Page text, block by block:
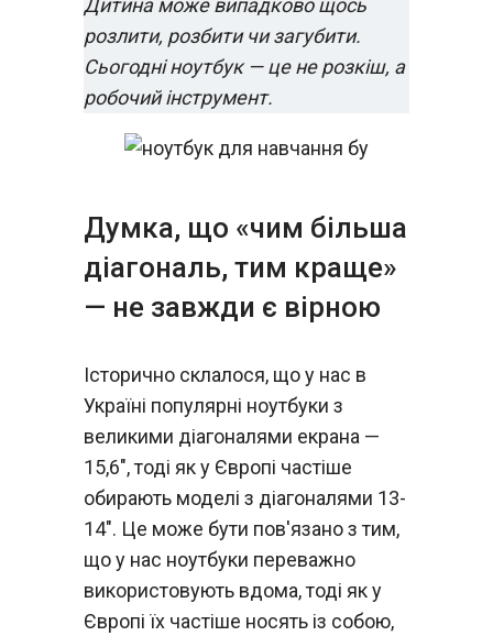
Дитина може випадково щось
розлити, розбити чи загубити.
Сьогодні ноутбук — це не розкіш, а
робочий інструмент.
Думка, що «чим більша
діагональ, тим краще»
— не завжди є вірною
Історично склалося, що у нас в
Україні популярні ноутбуки з
великими діагоналями екрана —
15,6", тоді як у Європі частіше
обирають моделі з діагоналями 13-
14". Це може бути пов'язано з тим,
що у нас ноутбуки переважно
використовують вдома, тоді як у
Європі їх частіше носять із собою,